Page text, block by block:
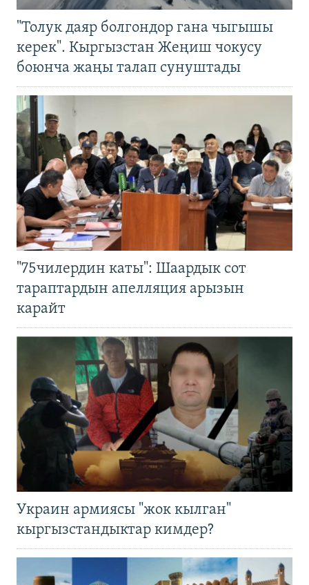
"Толук даяр болгондор гана чыгышы
керек". Кыргызстан Жеңиш чокусу
боюнча жаңы талап сунуштады
"75чилердин каты": Шаардык сот
тараптардын апелляция арызын
карайт
Украин армиясы "жок кылган"
кыргызстандыктар кимдер?